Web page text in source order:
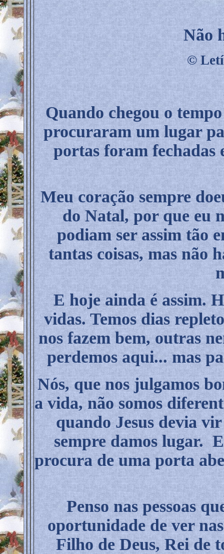
Não
©
Quando chegou o
procuraram um lugar
portas foram fechadas
Meu coração sempre
do Natal, por que eu
podiam ser assim tão
tantas coisas, mas não
E hoje ainda é assim.
vidas. Temos dias
nos fazem bem, outras
perdemos aqui... mas
Nós, que nos julgamos
a vida, não somos
quando Jesus devia
sempre damos lugar.
procura de uma porta
Penso nas pessoas
oportunidade de ver
Filho de Deus, Rei de